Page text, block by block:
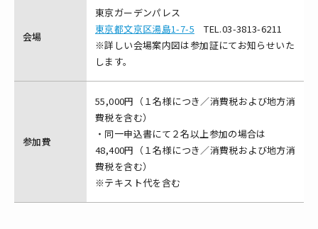
会場
東京ガーデンパレス
東京都文京区湯島1-7-5 TEL.03-3813-6211
※詳しい会場案内図は参加証にてお知らせいた
します。
参加費
55,000円（１名様につき／消費税および地方消
費税を含む）
・同一申込書にて２名以上参加の場合は
48,400円（１名様につき／消費税および地方消
費税を含む）
※テキスト代を含む